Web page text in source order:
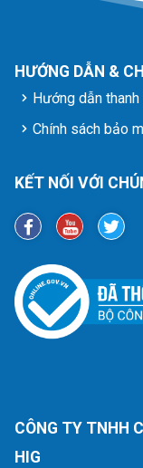
HƯỚNG DẪN &
Hướng dẫn thanh
Chính sách bảo
KẾT NỐI VỚI
CÔNG TY TNHH
HIG